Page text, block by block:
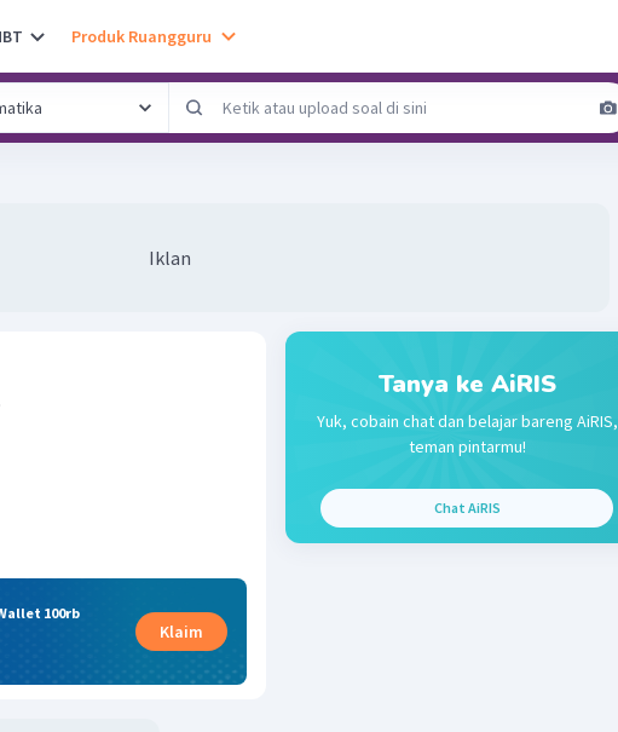
Produk Ruangguru
Iklan
100rb
Klaim
Tanya ke AiRIS
Yuk, cobain chat dan belajar bareng AiRIS,
teman pintarmu!
Chat AiRIS